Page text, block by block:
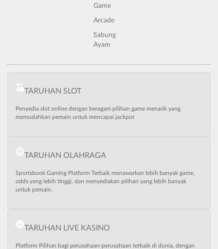
Game
Arcade
Sabung
Ayam
TARUHAN SLOT
Penyedia slot online dengan beragam pilihan game menarik yang
memudahkan pemain untuk mencapai jackpot
TARUHAN OLAHRAGA
Sportsbook Gaming Platform Terbaik menawarkan lebih banyak game,
odds yang lebih tinggi, dan menyediakan pilihan yang lebih banyak
untuk pemain.
TARUHAN LIVE KASINO
Platform Pilihan bagi perusahaan-perusahaan terbaik di dunia, dengan